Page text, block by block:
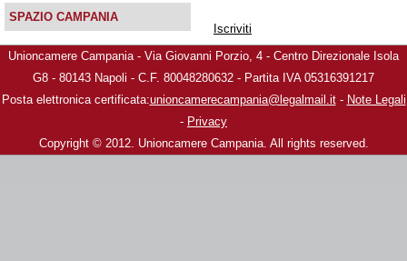
Iscriviti
SPAZIO CAMPANIA
Unioncamere Campania - Via Giovanni Porzio, 4 - Centro Direzionale Isola
G8 - 80143 Napoli - C.F. 80048280632 - Partita IVA 05316391217
Posta elettronica certificata:unioncamerecampania@legalmail.it- Note Legali
- Privacy
Copyright © 2012. Unioncamere Campania. All rights reserved.